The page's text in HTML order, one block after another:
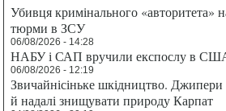
Убивця кримінального «авторитета»
тюрми в ЗСУ
06/08/2026 - 14:28
НАБУ і САП вручили експослу в США
06/08/2026 - 12:19
Звичайнісіньке шкідництво. Джипери
й надалі знищувати природу Карпат